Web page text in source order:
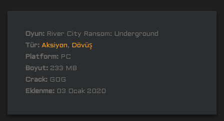
Oyun: River City Ransom: Underground
Tür: Aksiyon,
Dövüş
Platform: PC
Boyut: 233 MB
Crack: GOG
Eklenme: 03 Ocak 2020